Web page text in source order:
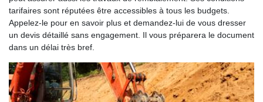
tarifaires sont réputées être accessibles à tous les budgets.
Appelez-le pour en savoir plus et demandez-lui de vous dresser
un devis détaillé sans engagement. Il vous préparera le document
dans un délai très bref.